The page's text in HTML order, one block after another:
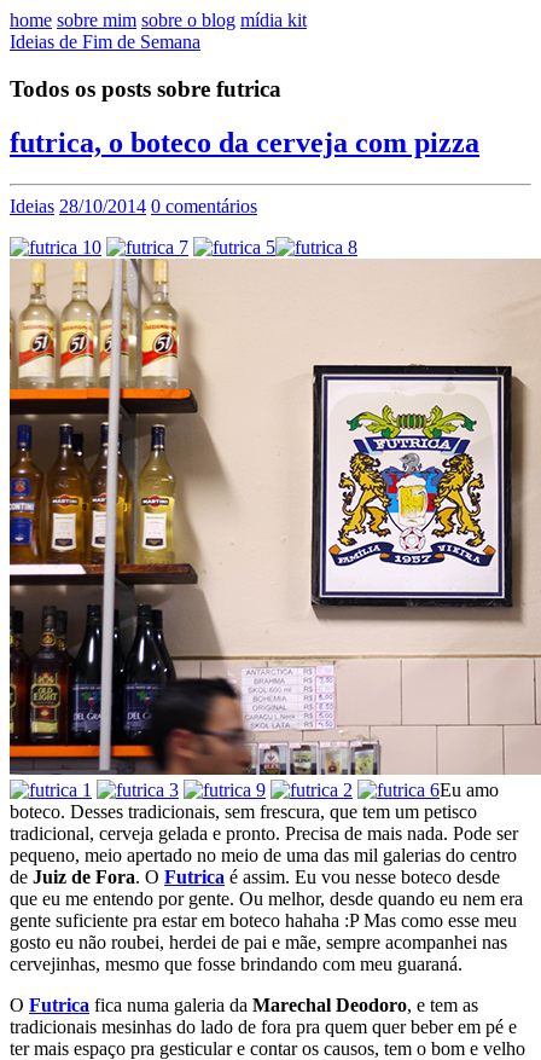
home sobre mim sobre o blog mídia kit
Ideias de Fim de Semana
Todos os posts sobre futrica
futrica, o boteco da cerveja com pizza
Ideias 28/10/2014 0 comentários
Eu amo
boteco. Desses tradicionais, sem frescura, que tem um petisco
tradicional, cerveja gelada e pronto. Precisa de mais nada. Pode ser
pequeno, meio apertado no meio de uma das mil galerias do centro
de Juiz de Fora. O Futrica é assim. Eu vou nesse boteco desde
que eu me entendo por gente. Ou melhor, desde quando eu nem era
gente suficiente pra estar em boteco hahaha :P Mas como esse meu
gosto eu não roubei, herdei de pai e mãe, sempre acompanhei nas
cervejinhas, mesmo que fosse brindando com meu guaraná.
O Futrica fica numa galeria da Marechal Deodoro, e tem as
tradicionais mesinhas do lado de fora pra quem quer beber em pé e
ter mais espaço pra gesticular e contar os causos, tem o bom e velho